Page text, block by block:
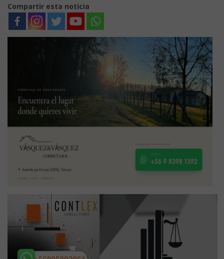
Compartir esta noticia